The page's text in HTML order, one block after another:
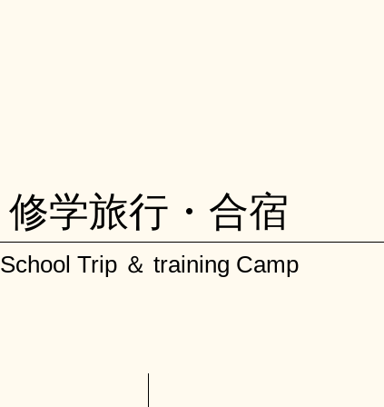
修学旅行・合宿
School Trip ＆ training Camp